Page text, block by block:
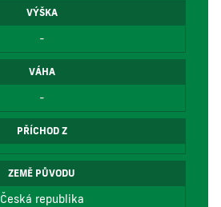
VÝŠKA
-
VÁHA
-
PŘÍCHOD Z
ZEMĚ PŮVODU
Česká republika